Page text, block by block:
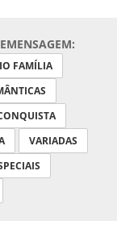
FAMÍLIA
VARIADAS